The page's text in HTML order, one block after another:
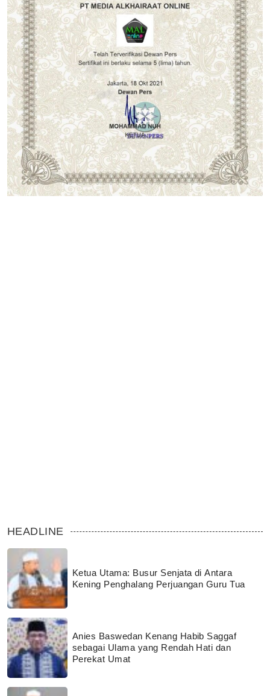
HEADLINE
Ketua Utama: Busur Senjata di Antara
Kening Penghalang Perjuangan Guru Tua
Anies Baswedan Kenang Habib Saggaf
sebagai Ulama yang Rendah Hati dan
Perekat Umat